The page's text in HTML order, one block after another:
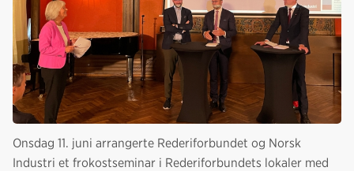
Onsdag 11. juni arrangerte Rederiforbundet og Norsk
Industri et frokostseminar i Rederiforbundets lokaler med